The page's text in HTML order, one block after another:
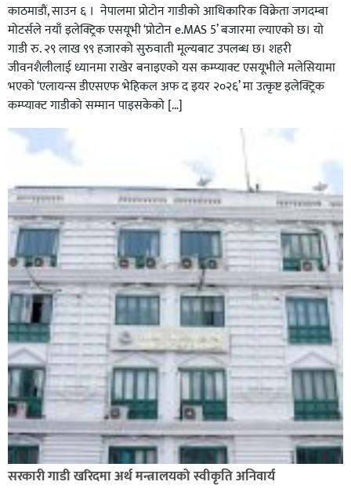
काठमाडौं, साउन ६ । नेपालमा प्रोटोन गाडीको आधिकारिक विक्रेता जगदम्बा
मोटर्सले नयाँ इलेक्ट्रिक एसयूभी ‘प्रोटोन e.MAS 5’ बजारमा ल्याएको छ। यो
गाडी रु. २९ लाख ९९ हजारको सुरुवाती मूल्यबाट उपलब्ध छ। शहरी
जीवनशैलीलाई ध्यानमा राखेर बनाइएको यस कम्प्याक्ट एसयूभीले मलेसियामा
भएको ‘एलायन्स डीएसएफ भेहिकल अफ द इयर २०२६’ मा उत्कृष्ट इलेक्ट्रिक
कम्प्याक्ट गाडीको सम्मान पाइसकेको […]
सरकारी गाडी खरिदमा अर्थ मन्त्रालयको स्वीकृति अनिवार्य